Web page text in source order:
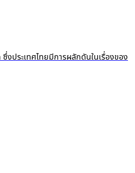
งประเทศไทยมีการผลักดันในเรื่องของ